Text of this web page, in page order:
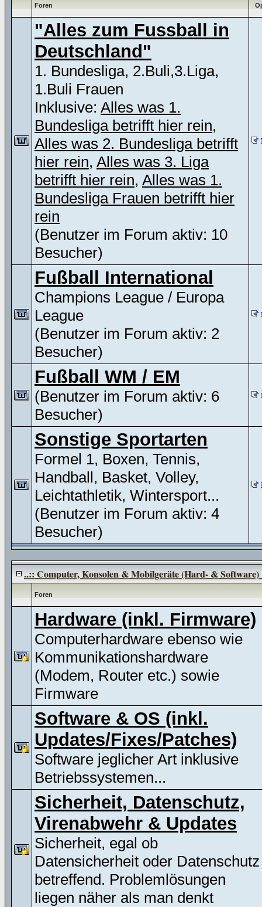
Foren
"Alles zum Fussball in
Deutschland"
1. Bundesliga, 2.Buli,3.Liga,
1.Buli Frauen
Inklusive: Alles was 1.
Bundesliga betrifft hier rein,
Alles was 2. Bundesliga betrifft
hier rein, Alles was 3. Liga
betrifft hier rein, Alles was 1.
Bundesliga Frauen betrifft hier
rein
(Benutzer im Forum aktiv: 10
Besucher)
Fußball International
Champions League / Europa
League
(Benutzer im Forum aktiv: 2
Besucher)
Fußball WM / EM
(Benutzer im Forum aktiv: 6
Besucher)
Sonstige Sportarten
Formel 1, Boxen, Tennis,
Handball, Basket, Volley,
Leichtathletik, Wintersport...
(Benutzer im Forum aktiv: 4
Besucher)
..:: Computer, Konsolen & Mobilgeräte (Hard- & Software)
Foren
Hardware (inkl. Firmware)
Computerhardware ebenso wie
Kommunikationshardware
(Modem, Router etc.) sowie
Firmware
Software & OS (inkl.
Updates/Fixes/Patches)
Software jeglicher Art inklusive
Betriebssystemen...
Sicherheit, Datenschutz,
Virenabwehr & Updates
Sicherheit, egal ob
Datensicherheit oder Datenschutz
betreffend. Problemlösungen
liegen näher als man denkt